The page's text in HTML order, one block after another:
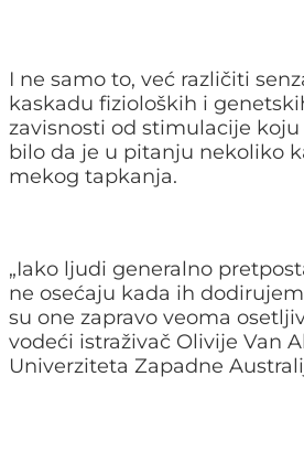
I ne samo to, već različiti
kaskadu fizioloških i
zavisnosti od stimulacije
bilo da je u pitanju nekoliko
mekog tapkanja.
„Iako ljudi generalno
ne osećaju kada ih
su one zapravo veoma
vodeći istraživač Olivije Van
Univerziteta Zapadne